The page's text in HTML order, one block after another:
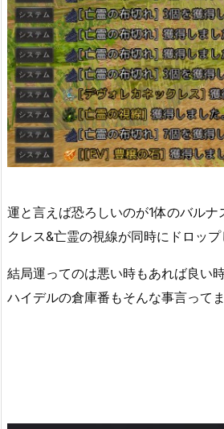
運と言えば恐ろしいのが1体のバルナ
クレス&亡霊の視線が同時にドロップ
結局運ってのは悪い時もあれば良い
ハイデルの倉庫番もそんな事言ってま